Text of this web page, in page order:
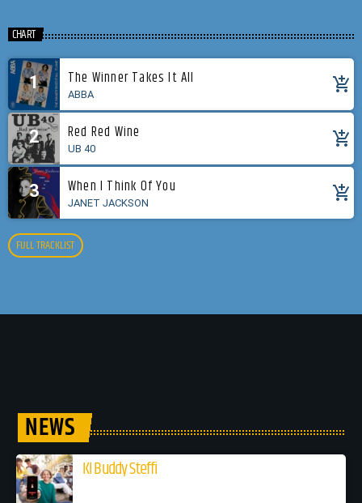
CHART
1 The Winner Takes It All
ABBA add_shopping_cart
2 Red Red Wine
UB 40 add_shopping_cart
3 When I Think Of You
JANET JACKSON add_shopping_cart
FULL TRACKLIST
NEWS
KI Buddy Steffi